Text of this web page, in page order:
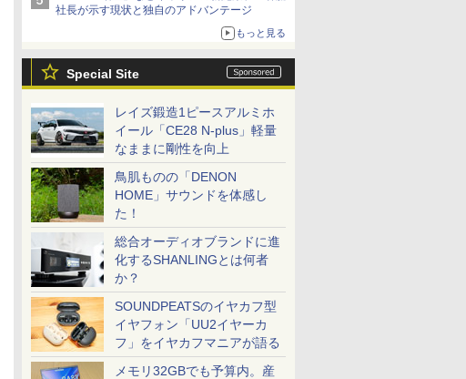
社長が示す現状と独自のアドバンテージ
もっと見る
Special Site
レイズ鍛造1ピースアルミホ
イール「CE28 N-plus」軽量
なままに剛性を向上
鳥肌ものの「DENON
HOME」サウンドを体感し
た！
総合オーディオブランドに進
化するSHANLINGとは何者
か？
SOUNDPEATSのイヤカフ型
イヤフォン「UU2イヤーカ
フ」をイヤカフマニアが語る
メモリ32GBでも予算内。産